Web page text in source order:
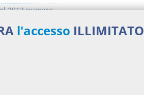
2013 numero
2013 numero
l'accesso ILLIMITATO